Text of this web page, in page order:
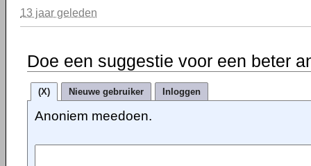
13 jaar geleden
Doe een suggestie voor een beter
(X) Nieuwe gebruiker Inloggen
Anoniem meedoen.